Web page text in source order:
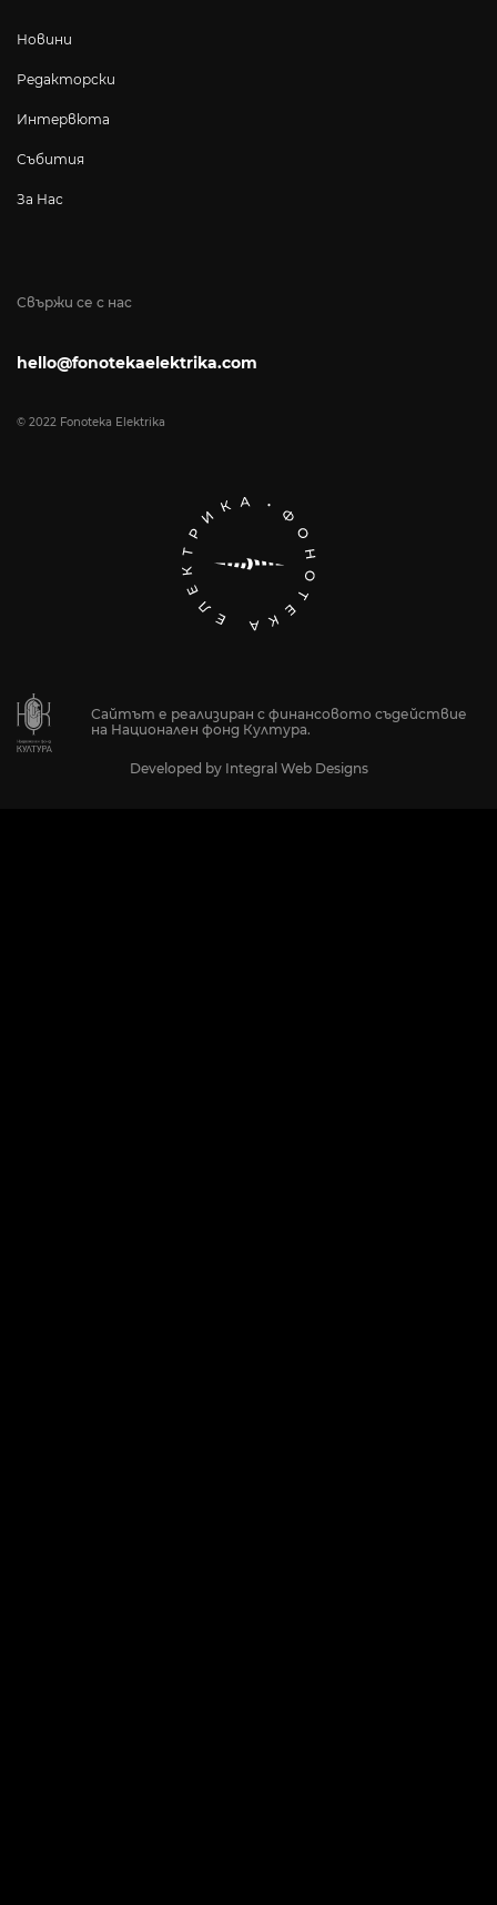
Свържи се с нас
hello@fonotekaelektrika.com
© 2022 Fonoteka Elektrika
Новини
Редакторски
Интервюта
Събития
За Нас
Сайтът е реализиран с финансовото съдействие
на Национален фонд Култура.
Developed by Integral Web Designs